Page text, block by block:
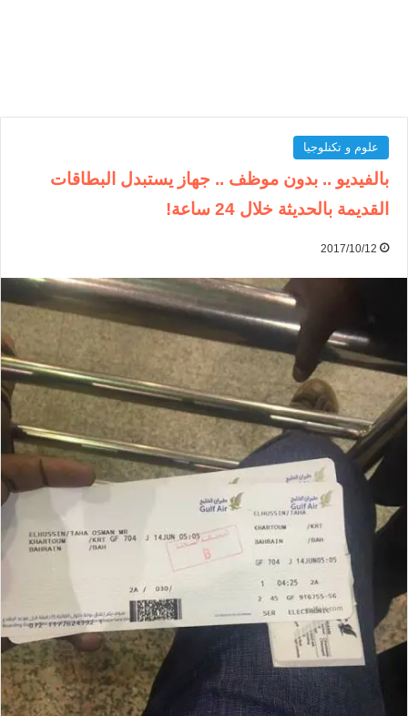
علوم و تكنلوجيا
بالفيديو .. بدون موظف .. جهاز يستبدل البطاقات
القديمة بالحديثة خلال 24 ساعة!
2017/10/12